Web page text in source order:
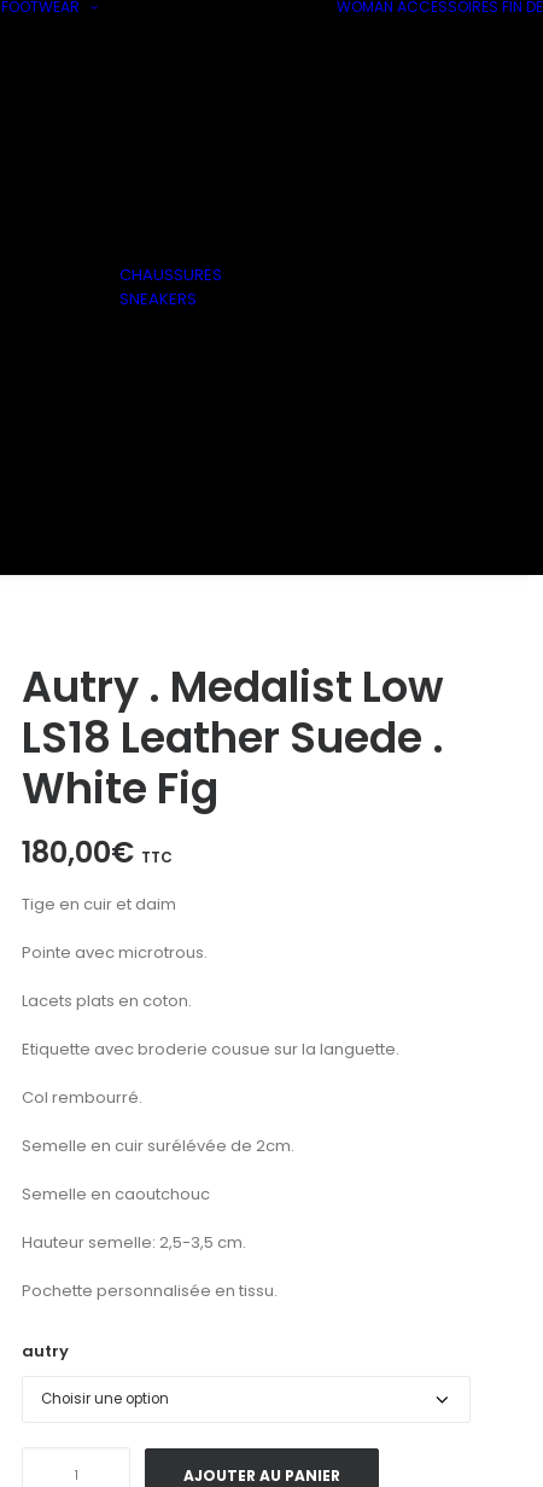
FOOTWEAR
CHAUSSURES
SNEAKERS
WOMAN ACCESSOIRES FIN
Autry . Medalist Low
LS18 Leather Suede .
White Fig
180,00€ TTC
Tige en cuir et daim
Pointe avec microtrous.
Lacets plats en coton.
Etiquette avec broderie cousue sur la languette.
Col rembourré.
Semelle en cuir surélévée de 2cm.
Semelle en caoutchouc
Hauteur semelle: 2,5-3,5 cm.
Pochette personnalisée en tissu.
autry
AJOUTER AU PANIER